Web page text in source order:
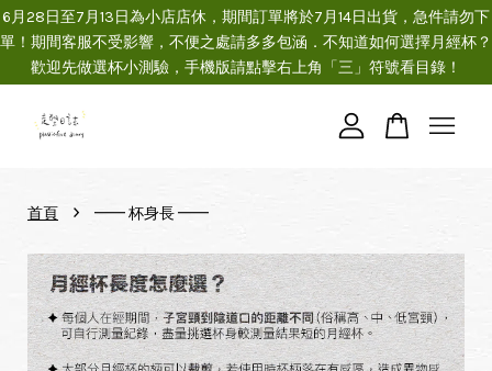
6月28日至7月13日為小店店休，期間訂單將於7月14日出貨，急件請勿下
單！期間客服不受影響，不便之處請多多包涵．不知道如何選擇月經杯？
歡迎先做選杯小測驗，手機版請點擊右上角「三」符號看目錄！
首頁 › ━━ 杯身長 ━━
您的購物車目前還是空的。